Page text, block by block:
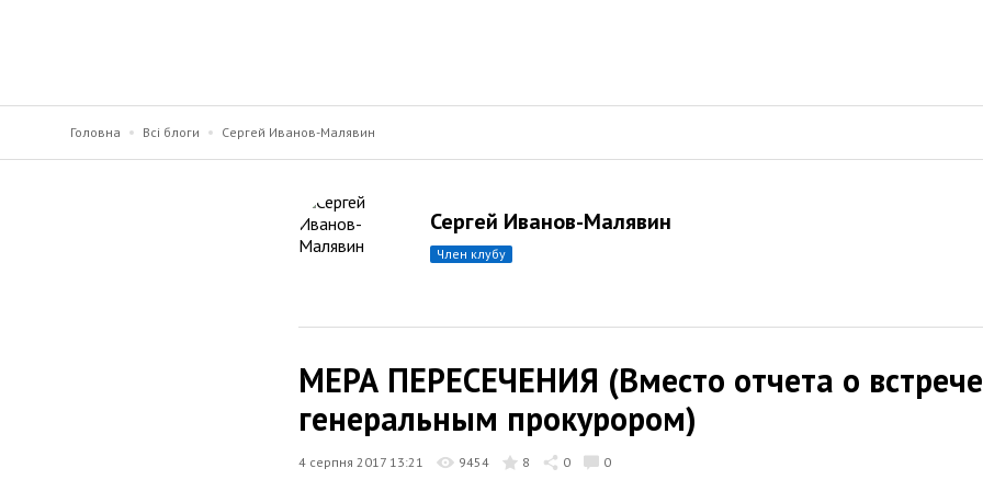
Головна Всі блоги Сергей Иванов-Малявин
Сергей Иванов-Малявин
член клубу
МЕРА ПЕРЕСЕЧЕНИЯ (Вместо отчета о
генеральным прокурором)
4 серпня 2017 13:21 9454 8 0 0